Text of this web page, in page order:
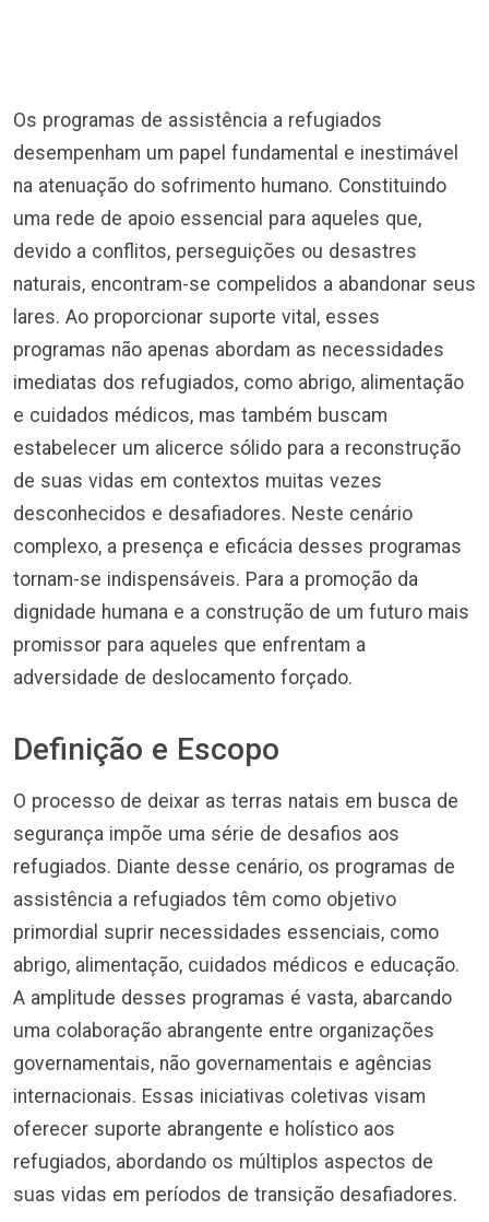
Os programas de assistência a refugiados
desempenham um papel fundamental e inestimável
na atenuação do sofrimento humano. Constituindo
uma rede de apoio essencial para aqueles que,
devido a conflitos, perseguições ou desastres
naturais, encontram-se compelidos a abandonar seus
lares. Ao proporcionar suporte vital, esses
programas não apenas abordam as necessidades
imediatas dos refugiados, como abrigo, alimentação
e cuidados médicos, mas também buscam
estabelecer um alicerce sólido para a reconstrução
de suas vidas em contextos muitas vezes
desconhecidos e desafiadores. Neste cenário
complexo, a presença e eficácia desses programas
tornam-se indispensáveis. Para a promoção da
dignidade humana e a construção de um futuro mais
promissor para aqueles que enfrentam a
adversidade de deslocamento forçado.
Definição e Escopo
O processo de deixar as terras natais em busca de
segurança impõe uma série de desafios aos
refugiados. Diante desse cenário, os programas de
assistência a refugiados têm como objetivo
primordial suprir necessidades essenciais, como
abrigo, alimentação, cuidados médicos e educação.
A amplitude desses programas é vasta, abarcando
uma colaboração abrangente entre organizações
governamentais, não governamentais e agências
internacionais. Essas iniciativas coletivas visam
oferecer suporte abrangente e holístico aos
refugiados, abordando os múltiplos aspectos de
suas vidas em períodos de transição desafiadores.